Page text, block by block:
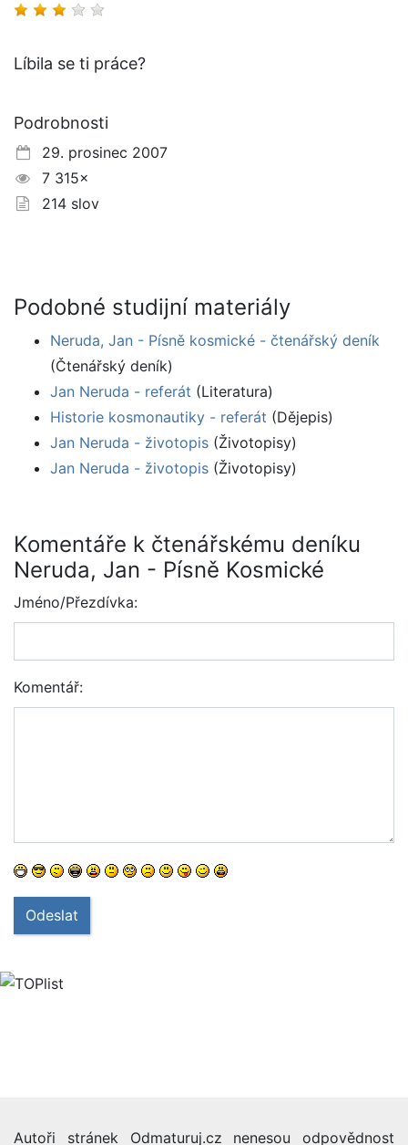
Líbila se ti práce?
Podrobnosti
29. prosinec 2007
7 315×
214 slov
Podobné studijní materiály
Neruda, Jan - Písně kosmické - čtenářský deník
(Čtenářský deník)
Jan Neruda - referát (Literatura)
Historie kosmonautiky - referát (Dějepis)
Jan Neruda - životopis (Životopisy)
Jan Neruda - životopis (Životopisy)
Komentáře k čtenářskému deníku
Neruda, Jan - Písně Kosmické
Jméno/Přezdívka:
Komentář:
Odeslat
Autoři stránek Odmaturuj.cz nenesou odpovědnost